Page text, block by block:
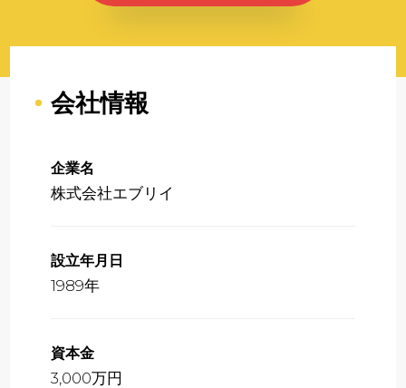
会社情報
企業名
株式会社エブリイ
設立年月日
1989年
資本金
3,000万円